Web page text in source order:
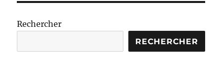
publications
ANT
Rechercher
RECHERCHER